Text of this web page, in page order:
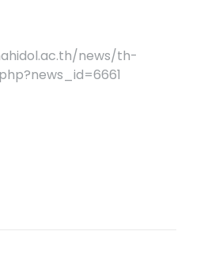
news/th-